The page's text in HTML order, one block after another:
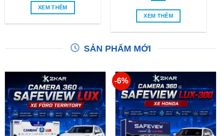
XEM THÊM
XEM THÊM
SẢN PHẨM MỚI
-6%